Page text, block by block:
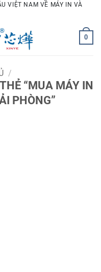
VIỆT NAM VỀ MÁY IN VÀ
0
/
“MUA MÁY IN
PHÒNG”